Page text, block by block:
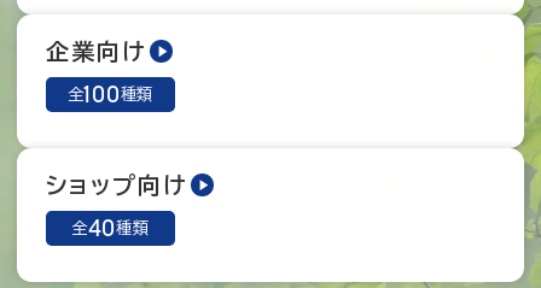
企業向け
全100種類
ショップ向け
全40種類
お取り寄せグルメ通販